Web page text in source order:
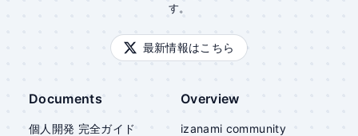
す。
最新情報はこちら
Documents
個人開発 完全ガイド
Overview
izanami community